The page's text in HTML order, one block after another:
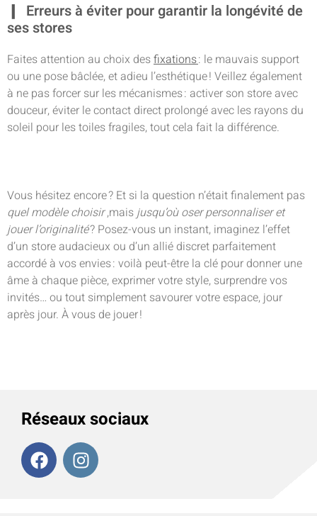
Erreurs à éviter pour garantir la longévité de
ses stores
Faites attention au choix desfixations: le mauvais support
ou une pose bâclée, et adieu l’esthétique ! Veillez également
à ne pas forcer sur les mécanismes : activer son store avec
douceur, éviter le contact direct prolongé avec les rayons du
soleil pour les toiles fragiles, tout cela fait la différence.
Vous hésitez encore ? Et si la question n’était finalement pas
quel modèle choisir,maisjusqu’où oser personnaliser et
jouer l’originalité? Posez-vous un instant, imaginez l’effet
d’un store audacieux ou d’un allié discret parfaitement
accordé à vos envies : voilà peut-être la clé pour donner une
âme à chaque pièce, exprimer votre style, surprendre vos
invités… ou tout simplement savourer votre espace, jour
après jour. À vous de jouer !
Réseaux sociaux